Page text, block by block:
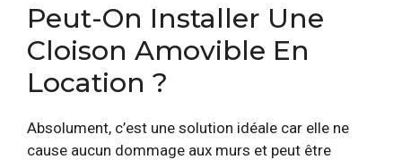
Peut-On Installer Une
Cloison Amovible En
Location ?
Absolument, c’est une solution idéale car elle ne
cause aucun dommage aux murs et peut être